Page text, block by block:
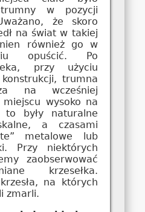
w pozycji
że skoro
na świat w takiej
również go w
opuścić. Po
przy użyciu
trumna
na wcześniej
wysoko na
to były naturalne
a czasami
metalowe lub
Przy niektórych
zaobserwować
krzesełka.
na których
zmarli.